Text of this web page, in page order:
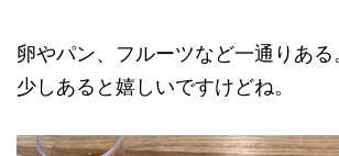
卵やパン、フルーツなど一通りある
少しあると嬉しいですけどね。